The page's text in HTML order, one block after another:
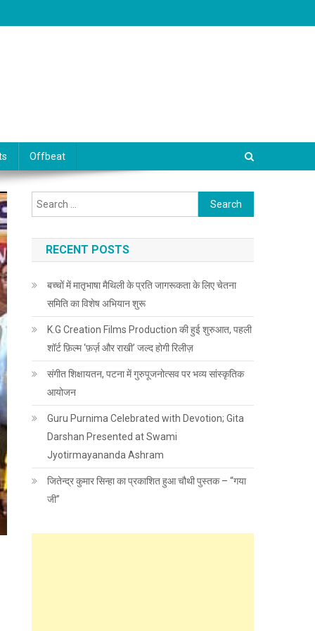
Offbeat
Search for:
RECENT POSTS
बच्चों में मातृभाषा मैथिली के प्रति जागरूकता के लिए चेतना
समिति का विशेष अभियान शुरू
K.G Creation Films Production की हुई शुरुआत, पहली
शॉर्ट फ़िल्म ‘फ़र्ज़ और राखी’ जल्द होगी रिलीज़
संगीत शिक्षायतन, पटना में गुरुपूजनोत्सव पर भव्य सांस्कृतिक
आयोजन
Guru Purnima Celebrated with Devotion; Gita
Darshan Presented at Swami
Jyotirmayananda Ashram
जितेन्द्र कुमार सिन्हा का प्रकाशित हुआ चौथी पुस्तक – “गया
जी”